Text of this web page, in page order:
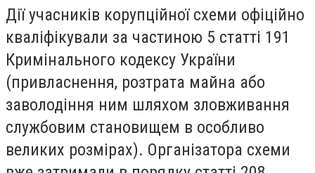
Дії учасників корупційної схеми офіційно
кваліфікували за частиною 5 статті 191
Кримінального кодексу України
(привласнення, розтрата майна або
заволодіння ним шляхом зловживання
службовим становищем в особливо
великих розмірах). Організатора схеми